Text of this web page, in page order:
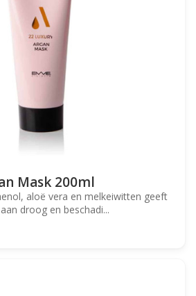
Mask 200ml
aloë vera en melkeiwitten geeft
droog en beschadi...